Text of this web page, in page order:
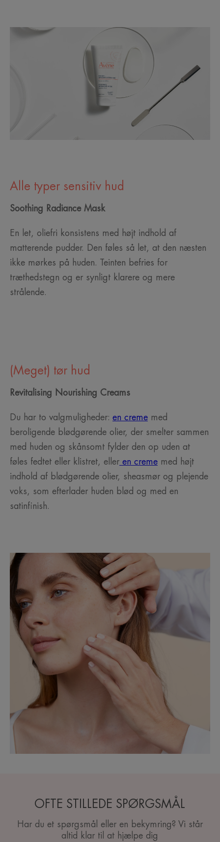
Alle typer sensitiv hud
Soothing Radiance Mask
En let, oliefri konsistens med højt indhold af
matterende pudder. Den føles så let, at den næsten
ikke mørkes på huden. Teinten befries for
træthedstegn og er synligt klarere og mere
strålende.
(Meget) tør hud
Revitalising Nourishing Creams
Du har to valgmuligheder: en creme med
beroligende blødgørende olier, der smelter sammen
med huden og skånsomt fylder den op uden at
føles fedtet eller klistret, eller en creme med højt
indhold af blødgørende olier, sheasmør og plejende
voks, som efterlader huden blød og med en
satinfinish.
OFTE STILLEDE SPØRGSMÅL
Har du et spørgsmål eller en bekymring? Vi står
altid klar til at hjælpe dig